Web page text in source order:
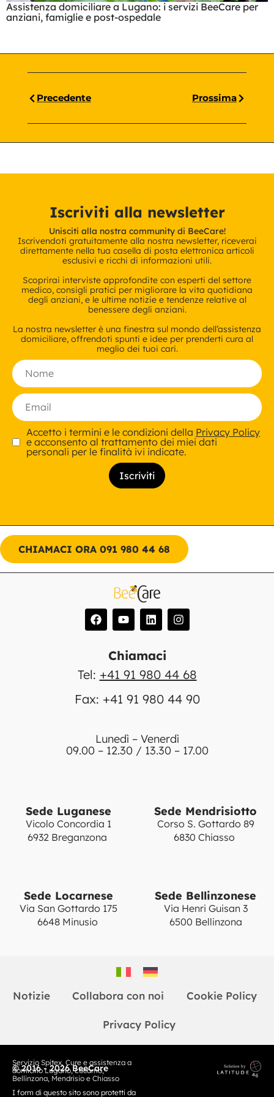
Assistenza domiciliare a Lugano: i servizi BeeCare per
anziani, famiglie e post-ospedale
Precedente Prossima
Iscriviti alla newsletter
Unisciti alla nostra community di BeeCare!
Iscrivendoti gratuitamente alla nostra newsletter, riceverai
direttamente nella tua casella di posta elettronica articoli
esclusivi e ricchi di informazioni utili.
Scoprirai interviste approfondite con esperti del settore
medico, consigli pratici per migliorare la vita quotidiana
degli anziani, e le ultime notizie e tendenze relative al
benessere degli anziani.
La nostra newsletter è una finestra sul mondo dell’assistenza
domiciliare, offrendoti spunti e idee per prenderti cura al
meglio dei tuoi cari.
Accetto i termini e le condizioni della Privacy Policy
e acconsento al trattamento dei miei dati
personali per le finalità ivi indicate.
CHIAMACI ORA 091 980 44 68
Chiamaci
Tel: +41 91 980 44 68
Fax: +41 91 980 44 90
Lunedì – Venerdì
09.00 – 12.30 / 13.30 – 17.00
Sede Luganese
Vicolo Concordia 1
6932 Breganzona
Sede Mendrisiotto
Corso S. Gottardo 89
6830 Chiasso
Sede Locarnese
Via San Gottardo 175
6648 Minusio
Sede Bellinzonese
Via Henri Guisan 3
6500 Bellinzona
Notizie Collabora con noi Cookie Policy
Privacy Policy
© 2016 - 2026 BeeCare
Servizio Spitex. Cure e assistenza a
domicilio Lugano, Locarno,
Bellinzona, Mendrisio e Chiasso
I form di questo sito sono protetti da